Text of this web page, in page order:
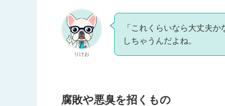
りけお
「これくらいなら大丈夫
しちゃうんだよね。
腐敗や悪臭を招くもの